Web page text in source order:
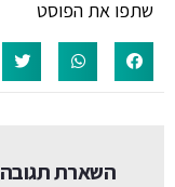
שתפו את הפוסט
השארת תגובה